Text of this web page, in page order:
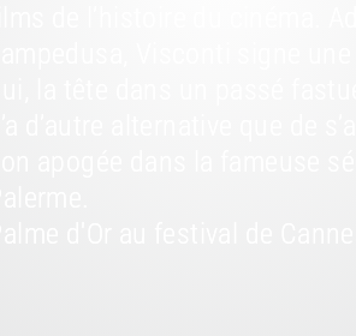
films de l’histoire du cinéma.
Lampedusa, Visconti signe
qui, la tête dans un passé
n’a d’autre alternative que de
son apogée dans la fameuse